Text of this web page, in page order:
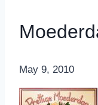
ByNicole
May 9, 2010